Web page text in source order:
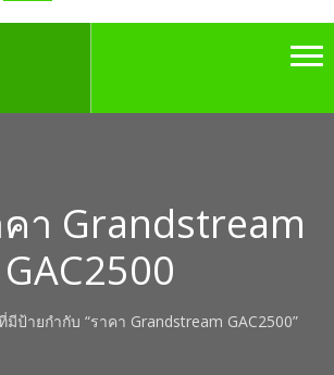
า Grandstream
GAC2500
ป้ายกำกับ “ราคา Grandstream GAC2500”